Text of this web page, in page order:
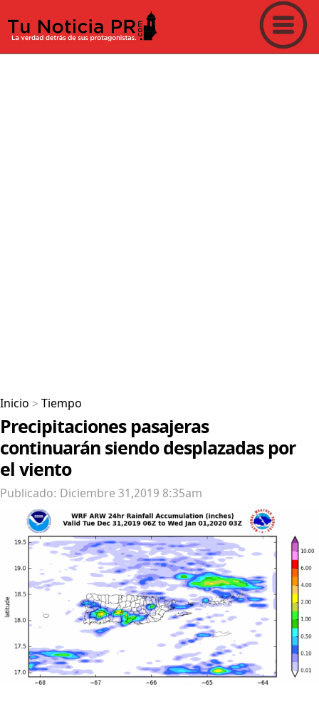
Inicio > Tiempo
Precipitaciones pasajeras
continuarán siendo desplazadas por
el viento
Publicado: Diciembre 31,2019 8:35am